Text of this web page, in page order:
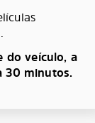
do veículo, a
30 minutos.